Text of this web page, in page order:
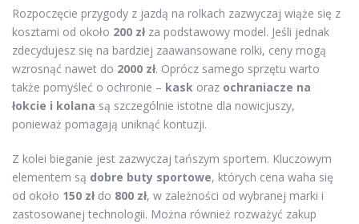
Rozpoczęcie przygody z jazdą na rolkach zazwyczaj wiąże się z
kosztami od około 200 złza podstawowy model. Jeśli jednak
zdecydujesz się na bardziej zaawansowane rolki, ceny mogą
wzrosnąć nawet do 2000 zł. Oprócz samego sprzętu warto
także pomyśleć o ochronie – kask oraz ochraniacze na
łokcie i kolana są szczególnie istotne dla nowicjuszy,
ponieważ pomagają uniknąć kontuzji.
Z kolei bieganie jest zazwyczaj tańszym sportem. Kluczowym
elementem są dobre buty sportowe, których cena waha się
od około 150 złdo 800 zł, w zależności od wybranej marki i
zastosowanej technologii. Można również rozważyć zakup